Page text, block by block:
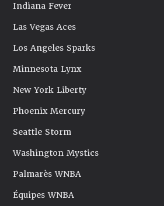
Indiana Fever
Las Vegas Aces
Los Angeles Sparks
Minnesota Lynx
New York Liberty
Phoenix Mercury
Seattle Storm
Washington Mystics
Palmarès WNBA
Équipes WNBA